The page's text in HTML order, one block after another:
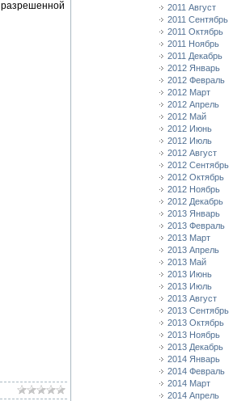
2011 Август
2011 Сентябрь
2011 Октябрь
2011 Ноябрь
2011 Декабрь
2012 Январь
2012 Февраль
2012 Март
2012 Апрель
2012 Май
2012 Июнь
2012 Июль
2012 Август
2012 Сентябрь
2012 Октябрь
2012 Ноябрь
2012 Декабрь
2013 Январь
2013 Февраль
2013 Март
2013 Апрель
2013 Май
2013 Июнь
2013 Июль
2013 Август
2013 Сентябрь
2013 Октябрь
2013 Ноябрь
2013 Декабрь
2014 Январь
2014 Февраль
2014 Март
2014 Апрель